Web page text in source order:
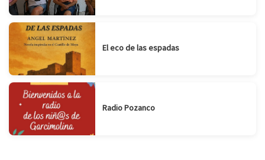
El eco de las espadas
Radio Pozanco